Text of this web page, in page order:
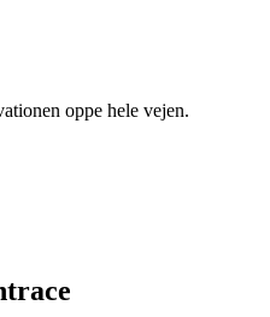
oppe hele vejen.